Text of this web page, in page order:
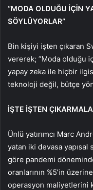
“MODA OLDUĞU İÇİN
SÖYLÜYORLAR”
Bin kişiyi işten çıkaran
vererek; “Moda olduğu
yapay zeka ile hiçbir
teknoloji değil, bütçe
İŞTE İŞTEN
Ünlü yatırımcı Marc
yatan iki devasa yapısal
göre pandemi
oranlarının %5’in
operasyon maliyetlerini